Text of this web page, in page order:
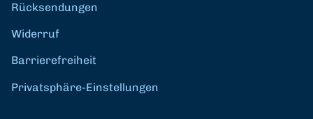
Rücksendungen
Widerruf
Barrierefreiheit
Privatsphäre-Einstellungen